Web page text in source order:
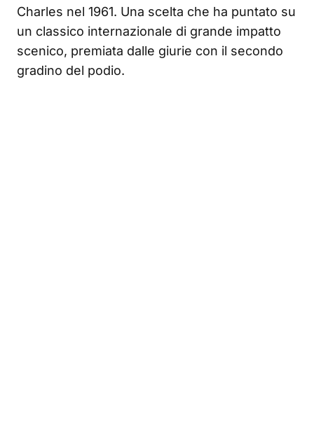
Charles nel 1961. Una scelta che ha puntato su
un classico internazionale di grande impatto
scenico, premiata dalle giurie con il secondo
gradino del podio.